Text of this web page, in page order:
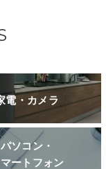
電・カメラ
パソコン・
ートフォン